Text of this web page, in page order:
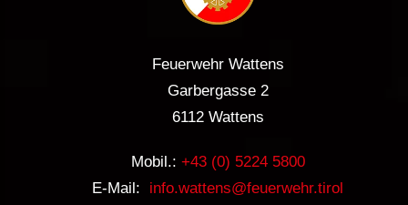
Feuerwehr Wattens
Garbergasse 2
6112 Wattens
Mobil.: +43 (0) 5224 5800
E-Mail:
info.wattens@feuerwehr.tirol